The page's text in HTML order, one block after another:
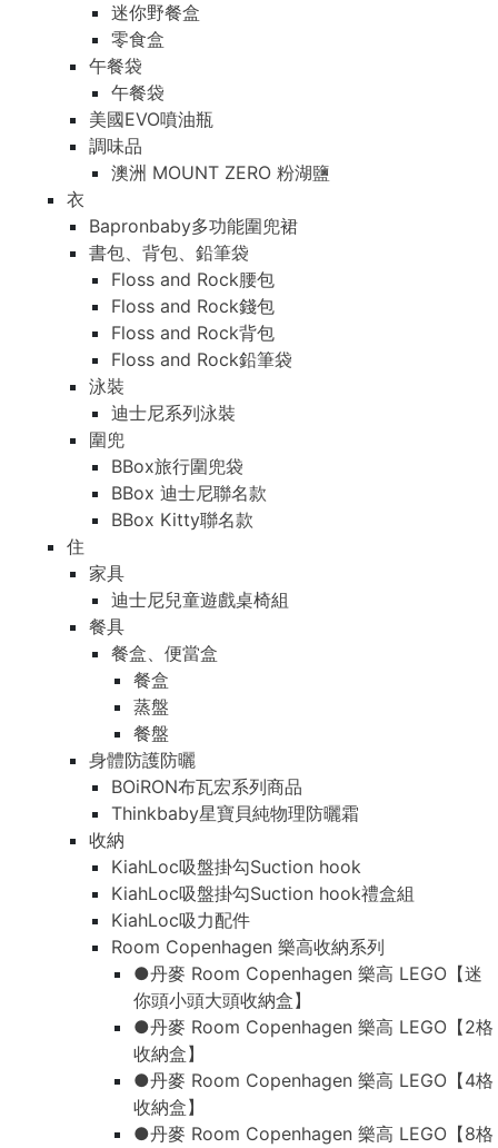
迷你野餐盒
零食盒
午餐袋
午餐袋
美國EVO噴油瓶
調味品
澳洲 MOUNT ZERO 粉湖鹽
衣
Bapronbaby多功能圍兜裙
書包、背包、鉛筆袋
Floss and Rock腰包
Floss and Rock錢包
Floss and Rock背包
Floss and Rock鉛筆袋
泳裝
迪士尼系列泳裝
圍兜
BBox旅行圍兜袋
BBox 迪士尼聯名款
BBox Kitty聯名款
住
家具
迪士尼兒童遊戲桌椅組
餐具
餐盒、便當盒
餐盒
蒸盤
餐盤
身體防護防曬
BOiRON布瓦宏系列商品
Thinkbaby星寶貝純物理防曬霜
收納
KiahLoc吸盤掛勾Suction hook
KiahLoc吸盤掛勾Suction hook禮盒組
KiahLoc吸力配件
Room Copenhagen 樂高收納系列
●丹麥 Room Copenhagen 樂高 LEGO【迷
你頭小頭大頭收納盒】
●丹麥 Room Copenhagen 樂高 LEGO【2格
收納盒】
●丹麥 Room Copenhagen 樂高 LEGO【4格
收納盒】
●丹麥 Room Copenhagen 樂高 LEGO【8格